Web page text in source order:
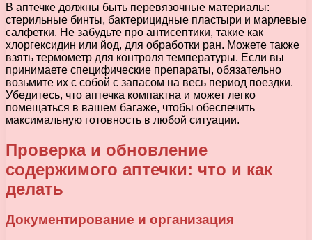
В аптечке должны быть перевязочные материалы:
стерильные бинты, бактерицидные пластыри и марлевые
салфетки. Не забудьте про антисептики, такие как
хлоргексидин или йод, для обработки ран. Можете также
взять термометр для контроля температуры. Если вы
принимаете специфические препараты, обязательно
возьмите их с собой с запасом на весь период поездки.
Убедитесь, что аптечка компактна и может легко
помещаться в вашем багаже, чтобы обеспечить
максимальную готовность в любой ситуации.
Проверка и обновление
содержимого аптечки: что и как
делать
Документирование и организация